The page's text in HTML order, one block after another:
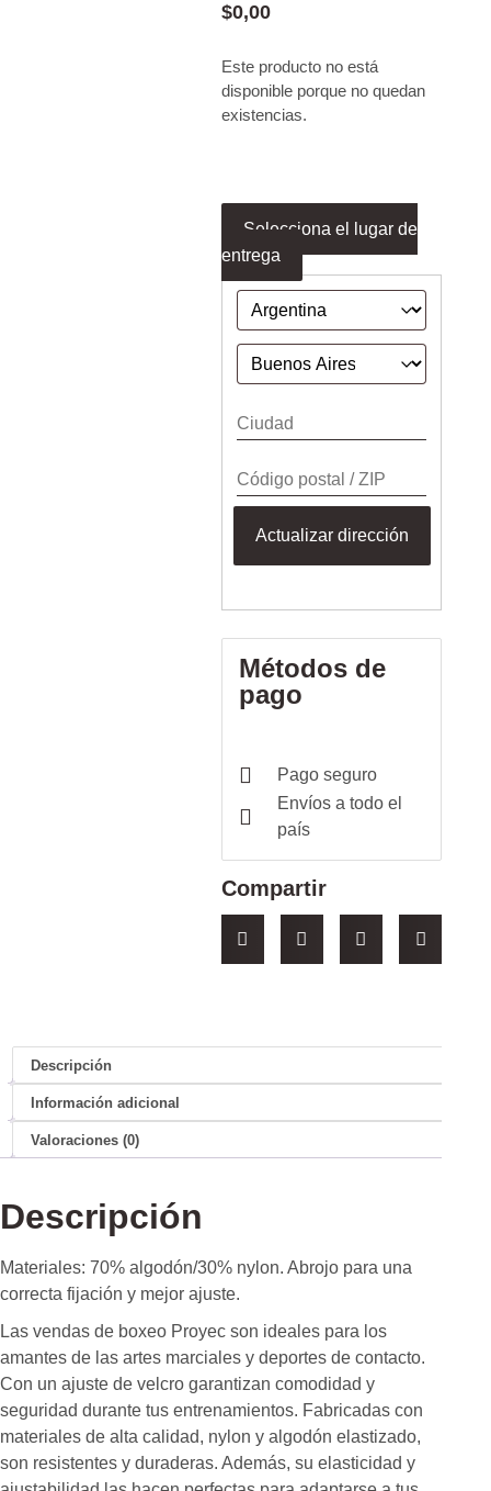
$0,00
Este producto no está
disponible porque no quedan
existencias.
Selecciona el lugar de
entrega
Actualizar dirección
Métodos de
pago
Pago seguro
Envíos a todo el
país
Compartir
Descripción
Información adicional
Valoraciones (0)
Descripción
Materiales: 70% algodón/30% nylon. Abrojo para una
correcta fijación y mejor ajuste.
Las vendas de boxeo Proyec son ideales para los
amantes de las artes marciales y deportes de contacto.
Con un ajuste de velcro garantizan comodidad y
seguridad durante tus entrenamientos. Fabricadas con
materiales de alta calidad, nylon y algodón elastizado,
son resistentes y duraderas. Además, su elasticidad y